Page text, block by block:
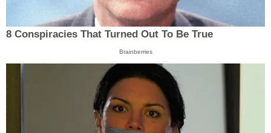
8 Conspiracies That Turned Out To Be True
Brainberries